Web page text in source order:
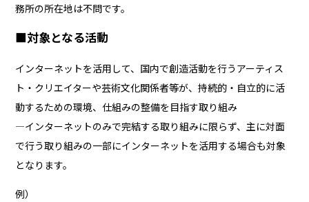
務所の所在地は不問です。
■対象となる活動
インターネットを活用して、国内で創造活動を行うアーティス
ト・クリエイターや芸術文化関係者等が、持続的・自立的に活
動するための環境、仕組みの整備を目指す取り組み
―インターネットのみで完結する取り組みに限らず、主に対面
で行う取り組みの一部にインターネットを活用する場合も対象
となります。
例）